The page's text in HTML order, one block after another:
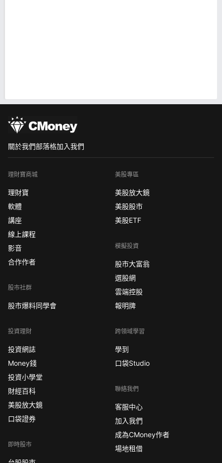
關於我們部落格加入我們
理財寶商城
理財寶
軟體
講座
線上課程
影音
合作作者
股市社群
股市爆料同學會
投資理財
投資網誌
Money錢
投資小學堂
財經百科
美股放大鏡
口袋證券
即時股市
美股專區
美股放大鏡
美股股市
美股ETF
模擬投資
股市大富翁
選股網
雲端控股
報明牌
跨領域學習
學到
口袋Studio
聯絡我們
客服中心
加入我們
成為CMoney作者
場地租借